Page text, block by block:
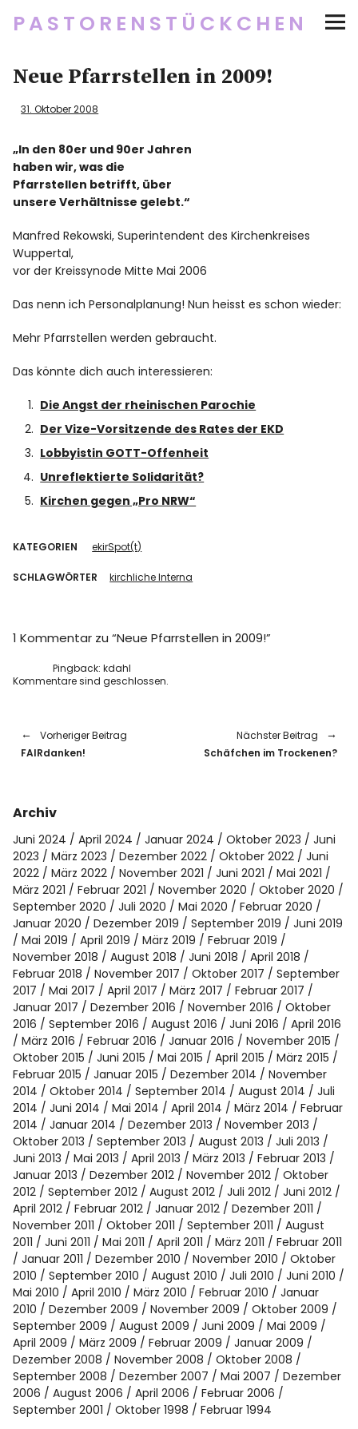
PASTORENSTÜCKCHEN
Startseite
Über
Social Media
Newsletter
Impressum/Datenschutz
TwitterRSSInstagramFacebookpinterest
flickr500px
Neue Pfarrstellen in 2009!
31. Oktober 2008
„In den 80er und 90er Jahren
haben wir, was die
Pfarrstellen betrifft, über
unsere Verhältnisse gelebt.“
Manfred Rekowski, Superintendent des Kirchenkreises
Wuppertal,
vor der Kreissynode Mitte Mai 2006
Das nenn ich Personalplanung! Nun heisst es schon wieder:
Mehr Pfarrstellen werden gebraucht.
Das könnte dich auch interessieren:
Die Angst der rheinischen Parochie
Der Vize-Vorsitzende des Rates der EKD
Lobbyistin GOTT-Offenheit
Unreflektierte Solidarität?
Kirchen gegen „Pro NRW“
KATEGORIEN ekirSpot(t)
SCHLAGWÖRTER kirchliche Interna
1 Kommentar zu “Neue Pfarrstellen in 2009!”
Pingback:kdahl
Kommentare sind geschlossen.
Vorheriger Beitrag
FAIRdanken!
Nächster Beitrag
Schäfchen im Trockenen?
Archiv
Juni 2024 April 2024 Januar 2024 Oktober 2023
Juni
2023
März 2023 Dezember 2022 Oktober 2022
Juni
2022
März 2022 November 2021 Juni 2021
Mai 2021
März 2021
Februar 2021 November 2020
Oktober 2020
September 2020
Juli 2020 Mai 2020
Februar 2020
Januar 2020
Dezember 2019 September 2019
Juni 2019
Mai 2019
April 2019 März 2019
Februar 2019
November 2018
August 2018 Juni 2018
April 2018
Februar 2018
November 2017 Oktober 2017
September
2017
Mai 2017 April 2017 März 2017
Februar 2017
Januar 2017
Dezember 2016 November 2016
Oktober
2016
September 2016 August 2016 Juni 2016
April 2016
März 2016
Februar 2016 Januar 2016
November 2015
Oktober 2015
Juni 2015 Mai 2015 April 2015
März 2015
Februar 2015
Januar 2015 Dezember 2014
November
2014
Oktober 2014 September 2014 August 2014
Juli
2014
Juni 2014 Mai 2014 April 2014 März 2014
Februar
2014
Januar 2014 Dezember 2013
November 2013
Oktober 2013
September 2013 August 2013
Juli 2013
Juni 2013
Mai 2013 April 2013 März 2013
Februar 2013
Januar 2013
Dezember 2012 November 2012
Oktober
2012
September 2012 August 2012 Juli 2012
Juni 2012
April 2012
Februar 2012 Januar 2012
Dezember 2011
November 2011
Oktober 2011 September 2011
August
2011
Juni 2011 Mai 2011 April 2011 März 2011
Februar 2011
Januar 2011
Dezember 2010 November 2010
Oktober
2010
September 2010 August 2010 Juli 2010
Juni 2010
Mai 2010
April 2010 März 2010 Februar 2010
Januar
2010
Dezember 2009 November 2009
Oktober 2009
September 2009
August 2009 Juni 2009
Mai 2009
April 2009
März 2009 Februar 2009
Januar 2009
Dezember 2008
November 2008
Oktober 2008
September 2008
Dezember 2007 Mai 2007
Dezember
2006
August 2006 April 2006
Februar 2006
September 2001
Oktober 1998 Februar 1994